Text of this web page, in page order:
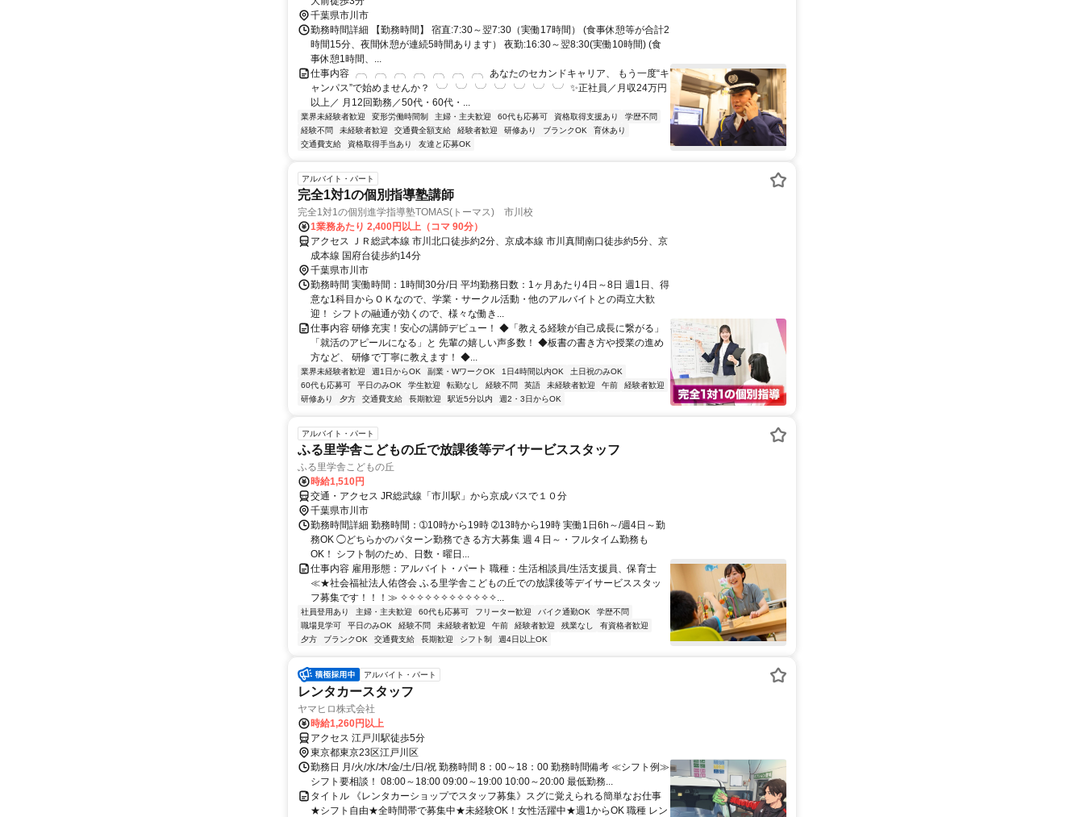
千葉県市川市
勤務時間詳細 【勤務時間】 宿直:7:30～翌7:30（実働17時間） (食事休憩等が合計2
時間15分、夜間休憩が連続5時間あります） 夜勤:16:30～翌8:30(実働10時間) (食
事休憩1時間、...
仕事内容 ╭╮╭╮╭╮╭╮╭╮╭╮╭╮ あなたのセカンドキャリア、 もう一度“キ
ャンパス”で始めませんか？ ╰╯╰╯╰╯╰╯╰╯╰╯╰╯ ✨正社員／月収24万円
以上／ 月12回勤務／50代・60代・...
業界未経験者歓迎 変形労働時間制 主婦・主夫歓迎 60代も応募可 資格取得支援あり
学歴不問
経験不問
未経験者歓迎 交通費全額支給 経験者歓迎 研修あり ブランクOK
育休あり
交通費支給
資格取得手当あり 友達と応募OK
アルバイト・パート
完全1対1の個別指導塾講師
完全1対1の個別進学指導塾TOMAS(トーマス) 市川校
1業務あたり 2,400円以上（コマ 90分）
アクセス ＪＲ総武本線 市川北口徒歩約2分、京成本線 市川真間南口徒歩約5分、京
成本線 国府台徒歩約14分
千葉県市川市
勤務時間 実働時間：1時間30分/日 平均勤務日数：1ヶ月あたり4日～8日 週1日、得
意な1科目からＯＫなので、学業・サークル活動・他のアルバイトとの両立大歓
迎！ シフトの融通が効くので、様々な働き...
仕事内容 研修充実！安心の講師デビュー！ ◆「教える経験が自己成長に繋がる」
「就活のアピールになる」と 先輩の嬉しい声多数！ ◆板書の書き方や授業の進め
方など、 研修で丁寧に教えます！ ◆...
業界未経験者歓迎 週1日からOK 副業・WワークOK 1日4時間以内OK
土日祝のみOK
60代も応募可
平日のみOK 学生歓迎 転勤なし 経験不問 英語 未経験者歓迎 午前
経験者歓迎
研修あり
夕方 交通費支給 長期歓迎 駅近5分以内 週2・3日からOK
アルバイト・パート
ふる里学舎こどもの丘で放課後等デイサービススタッフ
ふる里学舎こどもの丘
時給1,510円
交通・アクセス JR総武線「市川駅」から京成バスで１０分
千葉県市川市
勤務時間詳細 勤務時間：➀10時から19時 ➁13時から19時 実働1日6h～/週4日～勤
務OK ◯どちらかのパターン勤務できる方大募集 週４日～・フルタイム勤務も
OK！ シフト制のため、日数・曜日...
仕事内容 雇用形態：アルバイト・パート 職種：生活相談員/生活支援員、保育士
≪★社会福祉法人佑啓会 ふる里学舎こどもの丘での放課後等デイサービススタッ
フ募集です！！！≫ ✧✧✧✧✧✧✧✧✧✧✧✧...
社員登用あり 主婦・主夫歓迎 60代も応募可 フリーター歓迎 バイク通勤OK
学歴不問
職場見学可
平日のみOK 経験不問 未経験者歓迎 午前 経験者歓迎 残業なし
有資格者歓迎
夕方
ブランクOK 交通費支給 長期歓迎 シフト制 週4日以上OK
アルバイト・パート
レンタカースタッフ
ヤマヒロ株式会社
時給1,260円以上
アクセス 江戸川駅徒歩5分
東京都東京23区江戸川区
勤務日 月/火/水/木/金/土/日/祝 勤務時間 8：00～18：00 勤務時間備考 ≪シフト例≫
シフト要相談！ 08:00～18:00 09:00～19:00 10:00～20:00 最低勤務...
タイトル 《レンタカーショップでスタッフ募集》スグに覚えられる簡単なお仕事
★シフト自由★全時間帯で募集中★未経験OK！女性活躍中★週1からOK 職種 レン